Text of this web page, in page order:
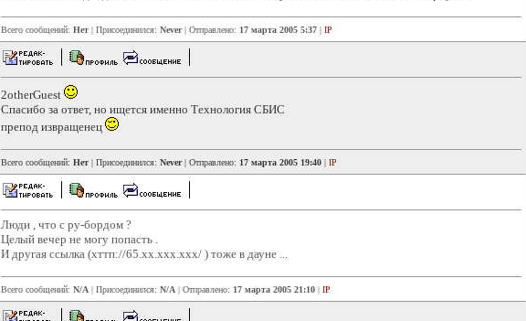
Всего сообщений: Нет | Присоединился: Never| Отправлено: 17 марта 2005 5:37 | IP
2otherGuest
Спасибо за ответ, но ищется именно Технология СБИС
препод извращенец
Всего сообщений: Нет | Присоединился: Never| Отправлено: 17 марта 2005 19:40 | IP
Люди , что с ру-бордом ?
Целый вечер не могу попасть .
И другая ссылка (хттп://65.хх.ххх.ххх/ ) тоже в дауне ...
Всего сообщений: N/A | Присоединился: N/A | Отправлено: 17 марта 2005 21:10 | IP